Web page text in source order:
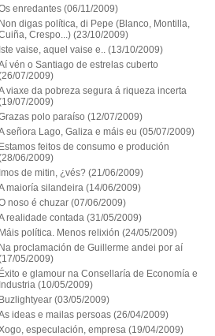
enredantes (06/11/2009)
Non digas política, di Pepe (Blanco, Montilla,
Crespo...) (23/10/2009)
Iste vaise, aquel vaise e.. (13/10/2009)
vén o Santiago de estrelas cuberto
07/2009)
viaxe da pobreza segura á riqueza incerta
07/2009)
polo paraíso (12/07/2009)
señora Lago, Galiza e máis eu (05/07/2009)
Estamos feitos de consumo e produción
06/2009)
Imos de mitin, ¿vés? (21/06/2009)
maioría silandeira (14/06/2009)
noso é chuzar (07/06/2009)
realidade contada (31/05/2009)
Máis política. Menos relixión (24/05/2009)
Na proclamación de Guillerme andei por aí
05/2009)
Éxito e glamour na Consellaría de Economía e
Industria (10/05/2009)
Buzlightyear (03/05/2009)
ideas e mailas persoas (26/04/2009)
especulación, empresa (19/04/2009)